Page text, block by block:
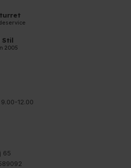
Stil
2005
12.00
65